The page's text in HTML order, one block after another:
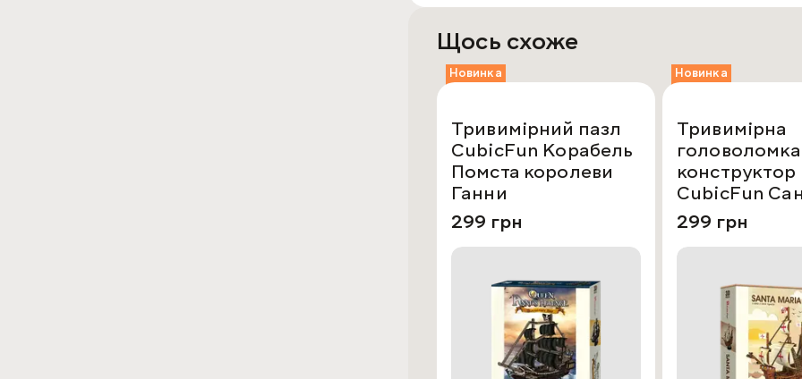
Щось схоже
Новинка
Тривимірний пазл
CubicFun Корабель
Помста королеви
Ганни
299 грн
Новинка
Тривимірна
конструктор
CubicFun
Марія
299 грн